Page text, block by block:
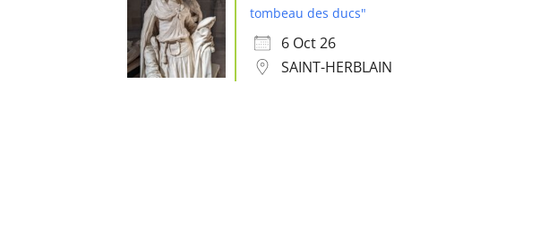
tombeau des ducs"
6 Oct 26
SAINT-HERBLAIN